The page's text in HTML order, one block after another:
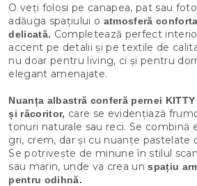
O veți folosi pe canapea, pat sau
adăuga spațiului o atmosferă
delicată. Completează perfect
accent pe detalii și pe textile de
nu doar pentru living, ci și pentru
elegant amenajate.
Nuanța albastră conferă pernei
și răcoritor, care se evidențiază
tonuri naturale sau reci. Se combină
gri, crem, dar și cu nuanțe pastelate
Se potrivește de minune în stilul
sau marin, unde va crea unspațiu
pentru odihnă.